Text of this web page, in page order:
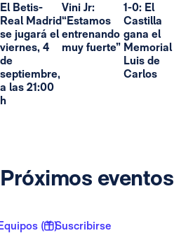
El Betis-
Real Madrid
se jugará el
viernes, 4
de
septiembre,
a las 21:00
h
Vini Jr:
“Estamos
entrenando
muy fuerte”
1-0: El
Castilla
gana el
Memorial
Luis de
Carlos
Próximos eventos
( 1 )Suscribirse